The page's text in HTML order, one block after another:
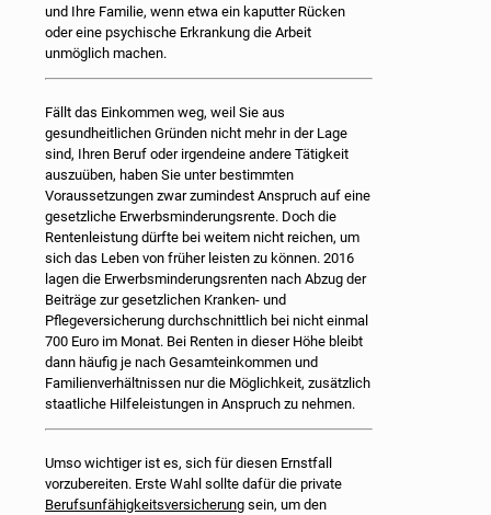
und Ihre Familie, wenn etwa ein kaputter Rücken
oder eine psychische Erkrankung die Arbeit
unmöglich machen.
Fällt das Einkommen weg, weil Sie aus
gesundheitlichen Gründen nicht mehr in der Lage
sind, Ihren Beruf oder irgendeine andere Tätigkeit
auszuüben, haben Sie unter bestimmten
Voraussetzungen zwar zumindest Anspruch auf eine
gesetzliche Erwerbsminderungsrente. Doch die
Rentenleistung dürfte bei weitem nicht reichen, um
sich das Leben von früher leisten zu können. 2016
lagen die Erwerbsminderungsrenten nach Abzug der
Beiträge zur gesetzlichen Kranken- und
Pflegeversicherung durchschnittlich bei nicht einmal
700 Euro im Monat. Bei Renten in dieser Höhe bleibt
dann häufig je nach Gesamteinkommen und
Familienverhältnissen nur die Möglichkeit, zusätzlich
staatliche Hilfeleistungen in Anspruch zu nehmen.
Umso wichtiger ist es, sich für diesen Ernstfall
vorzubereiten. Erste Wahl sollte dafür die private
Berufsunfähigkeitsversicherung sein, um den